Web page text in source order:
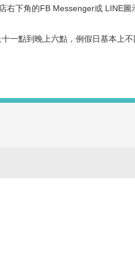
右下角的FB Messenger或 LINE圖
一點到晚上六點，例假日基本上不